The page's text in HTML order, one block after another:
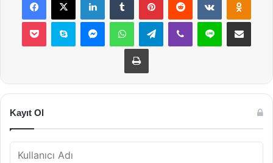
Pocket Skype MessengerWhatsAppTelegramViber Line E-Posta ile
Yazdır
Kayıt Ol